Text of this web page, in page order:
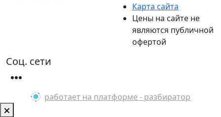
Карта сайта
Цены на сайте не
являются публичной
офертой
Соц. сети
работает на платформе - разбиратор